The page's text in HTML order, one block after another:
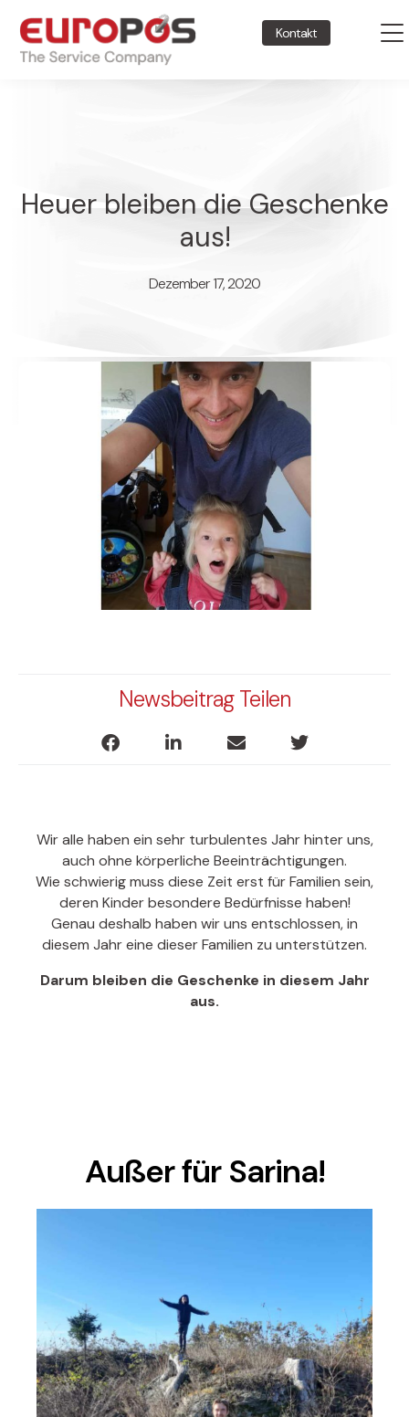
Kontakt
Heuer bleiben die Geschenke
aus!
Dezember 17, 2020
Newsbeitrag Teilen
Wir alle haben ein sehr turbulentes Jahr hinter uns,
auch ohne körperliche Beeinträchtigungen.
Wie schwierig muss diese Zeit erst für Familien sein,
deren Kinder besondere Bedürfnisse haben!
Genau deshalb haben wir uns entschlossen, in
diesem Jahr eine dieser Familien zu unterstützen.
Darum bleiben die Geschenke in diesem Jahr
aus.
Außer für Sarina!